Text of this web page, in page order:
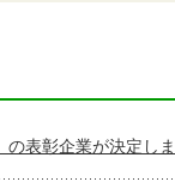
表彰企業が決定し